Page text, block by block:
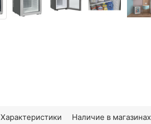
Характеристики Наличие в магазинах